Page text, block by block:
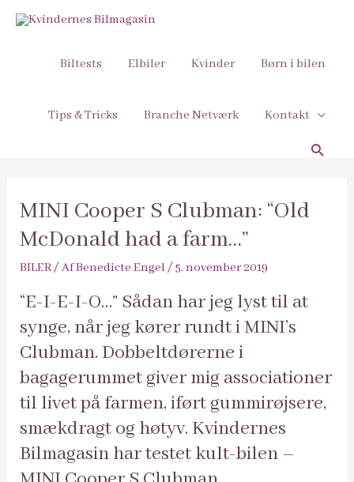
Biltests Elbiler Kvinder Børn i bilen
Tips & Tricks Branche Netværk Kontakt
Søg
MINI Cooper S Clubman: “Old
McDonald had a farm…”
BILER/ AfBenedicte Engel /5. november 2019
“E-I-E-I-O…” Sådan har jeg lyst til at
synge, når jeg kører rundt i MINI’s
Clubman. Dobbeltdørerne i
bagagerummet giver mig associationer
til livet på farmen, iført gummirøjsere,
smækdragt og høtyv. Kvindernes
Bilmagasin har testet kult-bilen –